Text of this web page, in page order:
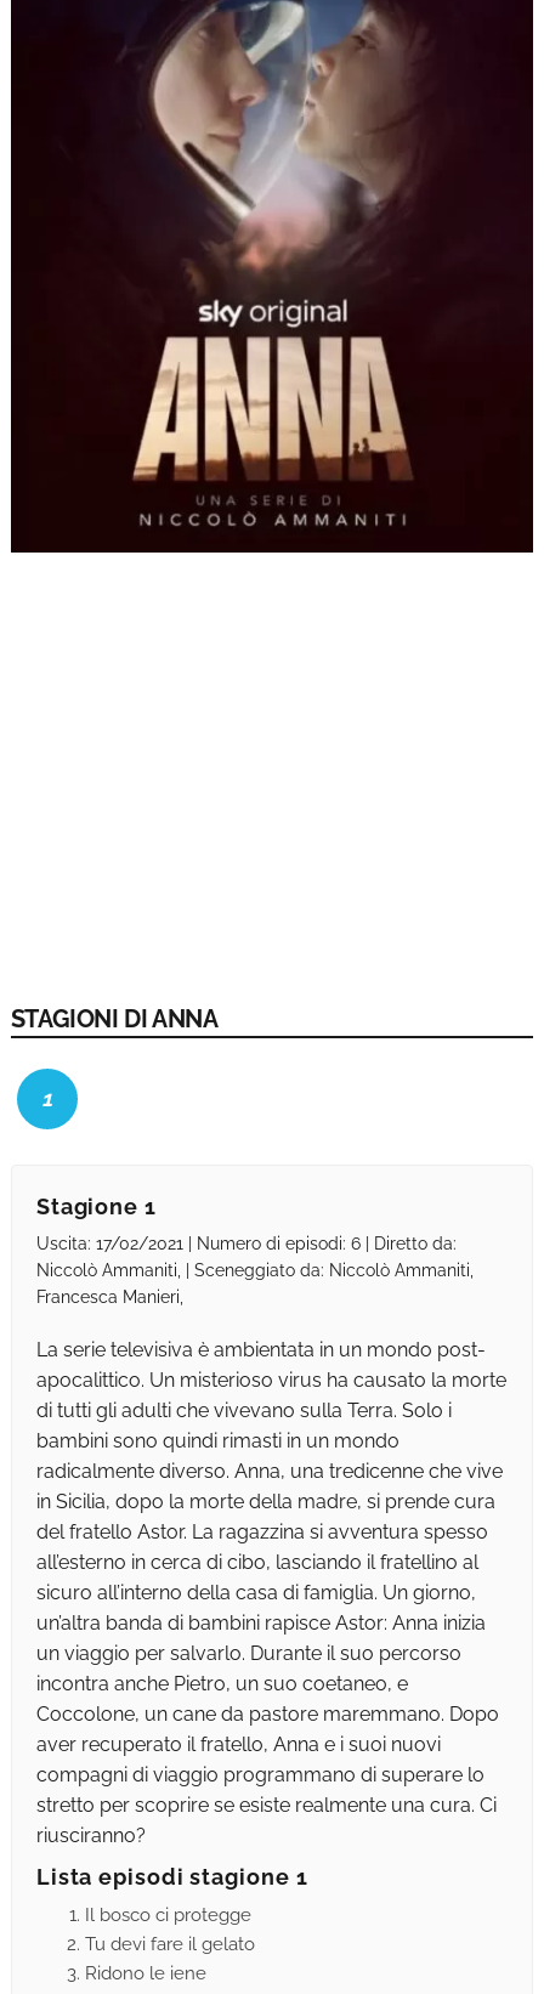
STAGIONI DI ANNA
1
Stagione 1
Uscita: 17/02/2021 | Numero di episodi: 6 | Diretto da:
Niccolò Ammaniti, | Sceneggiato da: Niccolò Ammaniti,
Francesca Manieri,
La serie televisiva è ambientata in un mondo post-
apocalittico. Un misterioso virus ha causato la morte
di tutti gli adulti che vivevano sulla Terra. Solo i
bambini sono quindi rimasti in un mondo
radicalmente diverso. Anna, una tredicenne che vive
in Sicilia, dopo la morte della madre, si prende cura
del fratello Astor. La ragazzina si avventura spesso
all’esterno in cerca di cibo, lasciando il fratellino al
sicuro all’interno della casa di famiglia. Un giorno,
un’altra banda di bambini rapisce Astor: Anna inizia
un viaggio per salvarlo. Durante il suo percorso
incontra anche Pietro, un suo coetaneo, e
Coccolone, un cane da pastore maremmano. Dopo
aver recuperato il fratello, Anna e i suoi nuovi
compagni di viaggio programmano di superare lo
stretto per scoprire se esiste realmente una cura. Ci
riusciranno?
Lista episodi stagione 1
Il bosco ci protegge
Tu devi fare il gelato
Ridono le iene